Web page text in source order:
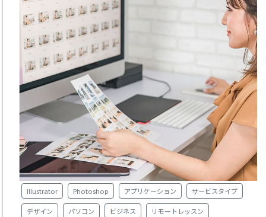
Illustrator Photoshop アプリケーション サービスタイプ
デザイン パソコン ビジネス リモートレッスン